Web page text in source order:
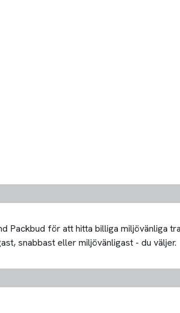
Packbud för att hitta billiga miljövänliga
snabbast eller miljövänligast - du väljer.